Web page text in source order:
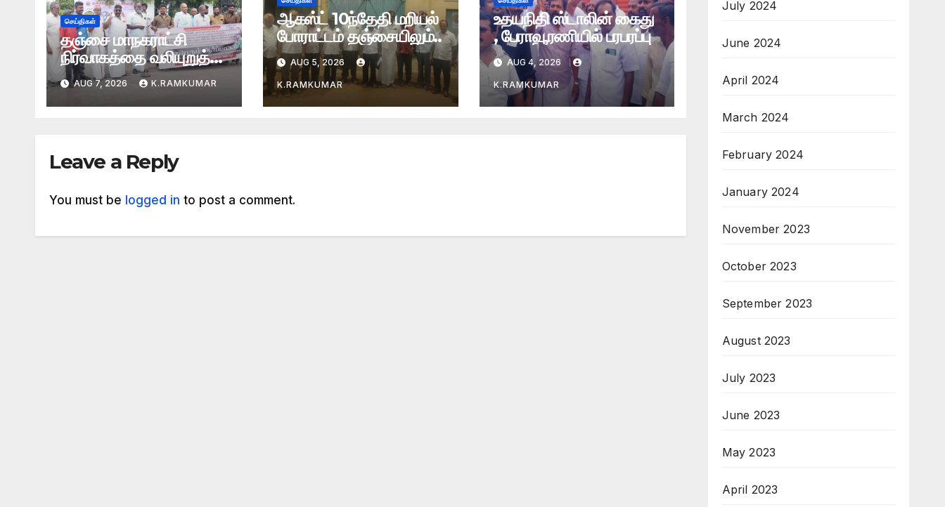
செய்திகள்
தஞ்சை மாநகராட்சி
நிர்வாகத்தை வலியுறுத்தி
ஆர்ப்பாட்டம்
AUG 7, 2026 K.RAMKUMAR
ஆகஸ்ட் 10ந்தேதி மறியல்
போராட்டம் தஞ்சையிலும்..
AUG 5, 2026
K.RAMKUMAR
உதயநிதி ஸ்டாலின் கைது
, பேராவூரணியில் பரபரப்பு
AUG 4, 2026
K.RAMKUMAR
Leave a Reply
You must be logged in to post a comment.
July 2024
June 2024
April 2024
March 2024
February 2024
January 2024
November 2023
October 2023
September 2023
August 2023
July 2023
June 2023
May 2023
April 2023